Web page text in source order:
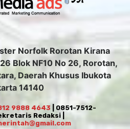
Norfolk Rorotan Kirana
Blok NF10 No 26, Rorotan,
Daerah Khusus Ibukota
14140
9888 4643 | 0851-7512-
Redaksi |